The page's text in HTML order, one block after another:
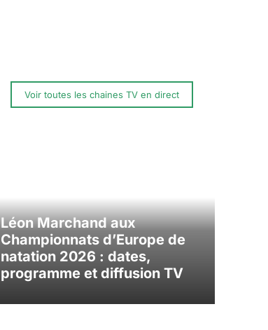
Voir toutes les chaines TV en direct
Léon Marchand aux
Championnats d’Europe de
natation 2026 : dates,
programme et diffusion TV